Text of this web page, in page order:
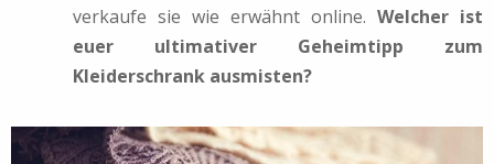
verkaufe sie wie erwähnt online. Welcher ist
euer ultimativer Geheimtipp zum
Kleiderschrank ausmisten?